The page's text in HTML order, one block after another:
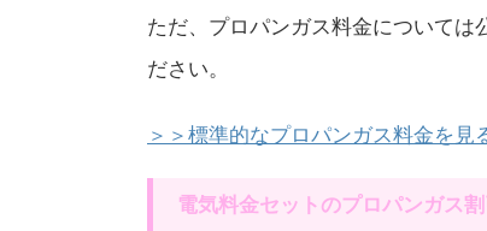
ただ、プロパンガス料金については
ださい。
＞＞標準的なプロパンガス料金を見
電気料金セットのプロパンガス